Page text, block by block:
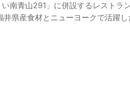
南青山291」に併設するレスト
県産食材とニューヨークで活躍